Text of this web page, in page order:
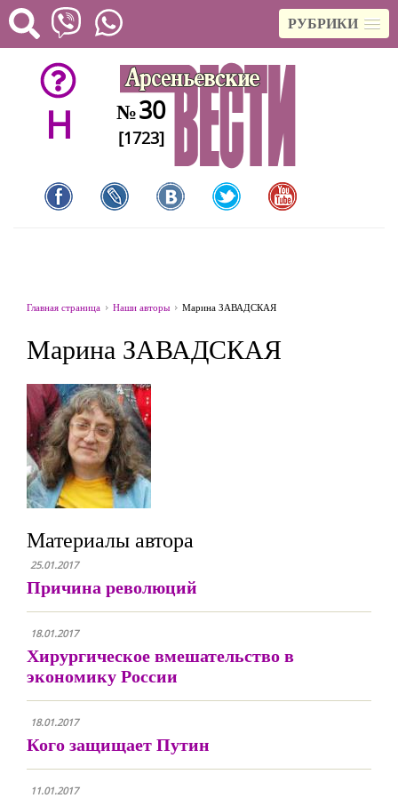
РУБРИКИ
H №30
[1723]
Главная страница Наши авторы Марина ЗАВАДСКАЯ
Марина ЗАВАДСКАЯ
Материалы автора
25.01.2017
Причина революций
18.01.2017
Хирургическое вмешательство в
экономику России
18.01.2017
Кого защищает Путин
11.01.2017